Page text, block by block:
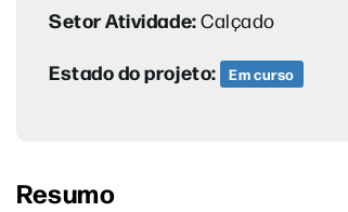
Setor Atividade:Calçado
Estado do projeto: Em curso
Resumo